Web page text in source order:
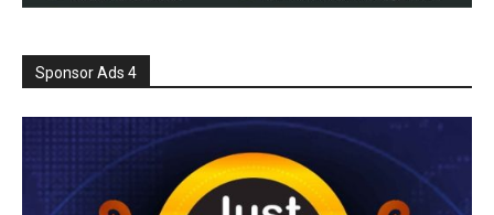
Sponsor Ads 4